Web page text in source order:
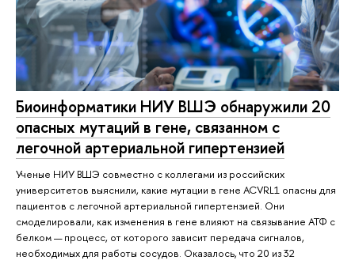
Биоинформатики НИУ ВШЭ обнаружили 20
опасных мутаций в гене, связанном с
легочной артериальной гипертензией
Ученые НИУ ВШЭ совместно с коллегами из российских
университетов выяснили, какие мутации в гене ACVRL1 опасны для
пациентов с легочной артериальной гипертензией. Они
смоделировали, как изменения в гене влияют на связывание АТФ с
белком — процесс, от которого зависит передача сигналов,
необходимых для работы сосудов. Оказалось, что 20 из 32